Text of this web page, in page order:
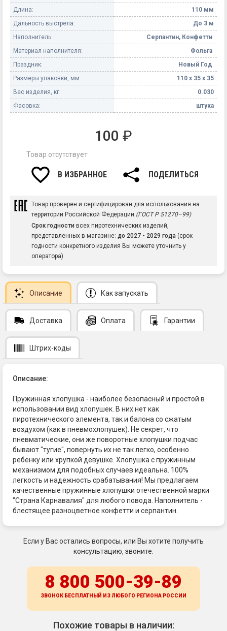
Длина:
110 мм
Дальность выстрела:
До 3 м
Наполнитель:
Серпантин, Конфетти
Материал наполнителя:
Фольга
Праздник:
Новый Год
Размеры упаковки, мм:
110 х 35 х 35
Вес изделия, кг:
0.030
Фасовка:
штука
100 ₽
Товар отсутствует
В ИЗБРАННОЕ ПОДЕЛИТЬСЯ
Товар проверен и сертифицирован для использования на
территории Российской Федерации (ГОСТ Р 51270–99)
Срок годности всех пиротехнических изделий,
представленных в магазине: до 2027 - 2029 года (срок
годности конкретного изделия Вы можете уточнить у
оператора)
Описание Как запускать
Доставка Оплата Гарантии
Штрих-коды
Описание:
Пружинная хлопушка - наиболее безопасный и простой в
использовании вид хлопушек. В них нет как
пиротехнического элемента, так и балона со сжатым
воздухом (как в пневмохлопушек). Не секрет, что
пневматические, они же поворотные хлопушки подчас
бывают "тугие", повернуть их не так легко, особенно
ребенку или хрупкой девушке. Хлопушка с пружинным
механизмом для подобных случаев идеальна. 100%
легкость и надежность срабатывания! Мы предлагаем
качественные пружинные хлопушки отечественной марки
"Страна Карнавалия" для любого повода. Наполнитель -
блестящее разноцветное конфетти и серпантин.
Если у Вас остались вопросы, или Вы хотите получить
консультацию, звоните:
8 800 500-39-89
ЗВОНОК БЕСПЛАТНЫЙ ИЗ ЛЮБОГО РЕГИОНА РОССИИ
Похожие товары в наличии: